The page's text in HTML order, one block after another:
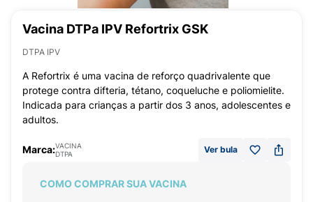
Vacina DTPa IPV Refortrix GSK
DTPA IPV
A Refortrix é uma vacina de reforço quadrivalente que
protege contra difteria, tétano, coqueluche e poliomielite.
Indicada para crianças a partir dos 3 anos, adolescentes e
adultos.
Marca:VACINA
DTPA
Ver bula
COMO COMPRAR SUA VACINA